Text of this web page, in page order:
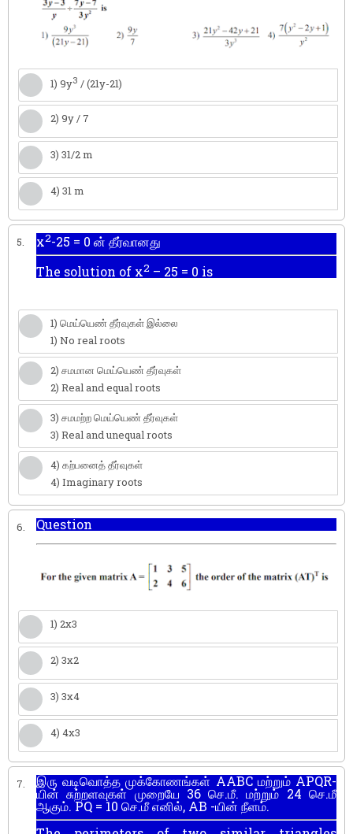
1) 9y3 / (21y-21)
2) 9y / 7
3) 31/2 m
4) 31 m
5. x2-25 = 0 ன் தீர்வானது
The solution of x2 – 25 = 0 is
1) மெய்யெண் தீர்வுகள் இல்லை
1) No real roots
2) சமமான மெய்யெண் தீர்வுகள்
2) Real and equal roots
3) சமமற்ற மெய்யெண் தீர்வுகள்
3) Real and unequal roots
4) கற்பனைத் தீர்வுகள்
4) Imaginary roots
6. Question
1) 2x3
2) 3x2
3) 3x4
4) 4x3
7. இரு வடிவொத்த முக்கோணங்கள் AABC மற்றும் APQR-
யின் சுற்றளவுகள் முறையே 36 செ.மீ. மற்றும் 24 செ.மீ
ஆகும். PQ = 10 செ.மீ எனில், AB -யின் நீளம்.